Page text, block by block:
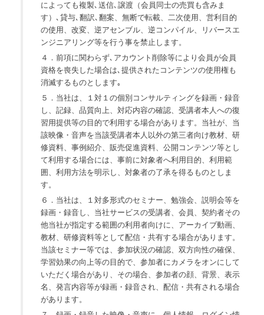
によっても複製､送信､譲渡（会員同士の売買も含みま
す）､貸与､翻訳､翻案、無断で転載、二次使用、営利目的
の使用、改変、逆アセンブル、逆コンパイル、リバースエ
ンジニアリング等を行う事を禁止します。
４．前項に関わらず､アカウント削除等により会員が会員
資格を喪失した場合は､提供されたコンテンツの使用権も
消滅するものとします｡
５．当社は、１対１の個別コンサルティングを録画・録音
し、記録、品質向上、対応内容の確認、受講者本人への復
習用提供等の目的で利用する場合があります。当社が、当
該映像・音声を当該受講者本人以外の第三者向け教材、研
修資料、事例紹介、販売促進資料、公開コンテンツ等とし
て利用する場合には、事前に対象者へ利用目的、利用範
囲、利用方法を明示し、対象者の了承を得るものとしま
す。
６．当社は、１対多形式のセミナー、勉強会、説明会等を
録画・録音し、当社サービスの受講者、会員、契約者その
他当社が指定する範囲の利用者向けに、アーカイブ動画、
教材、研修資料等として配信・共有する場合があります。
当該セミナー等では、参加状況の確認、双方向性の確保、
学習効果の向上等の目的で、参加者にカメラをオンにして
いただく場合があり、その場合、参加者の顔、背景、表示
名、発言内容等が録画・録音され、配信・共有される場合
があります。